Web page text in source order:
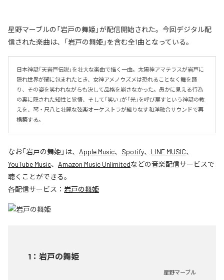
星野マーブルの「岩戸の舞姫」が配信開始された。今回デジタル配
信された楽曲は、「岩戸の舞姫」を含む全1曲となっている。
日本神話「天岩戸伝説」を壮大な楽曲で描く一曲。太陽神アマテラスが岩戸に
隠れ世界が闇に包まれたとき、女神アメノウズメは恐れることなく舞を踊
り、その姿を笑われながらも決して品格を崩さなかった。愚かに見える行為
の裏に隠された知性と覚悟、そして「笑い」が「光」を呼び戻すという神話の教
えを、琴・尺八と壮麗な弦楽オーケストラが織りなす和洋融合サウンドで再
構築する。
なお「岩戸の舞姫 」は、 Apple Music、 Spotify、 LINE MUSIC、
YouTube Music、 Amazon Music Unlimitedなどの音楽配信サービスで
聴くことができる。
各配信サービス： 岩戸の舞姫
1 ： 岩戸の舞姫
星野マーブル